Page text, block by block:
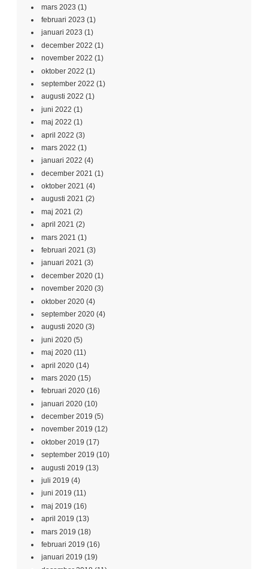
mars 2023 (1)
februari 2023 (1)
januari 2023 (1)
december 2022 (1)
november 2022 (1)
oktober 2022 (1)
september 2022 (1)
augusti 2022 (1)
juni 2022 (1)
maj 2022 (1)
april 2022 (3)
mars 2022 (1)
januari 2022 (4)
december 2021 (1)
oktober 2021 (4)
augusti 2021 (2)
maj 2021 (2)
april 2021 (2)
mars 2021 (1)
februari 2021 (3)
januari 2021 (3)
december 2020 (1)
november 2020 (3)
oktober 2020 (4)
september 2020 (4)
augusti 2020 (3)
juni 2020 (5)
maj 2020 (11)
april 2020 (14)
mars 2020 (15)
februari 2020 (16)
januari 2020 (10)
december 2019 (5)
november 2019 (12)
oktober 2019 (17)
september 2019 (10)
augusti 2019 (13)
juli 2019 (4)
juni 2019 (11)
maj 2019 (16)
april 2019 (13)
mars 2019 (18)
februari 2019 (16)
januari 2019 (19)